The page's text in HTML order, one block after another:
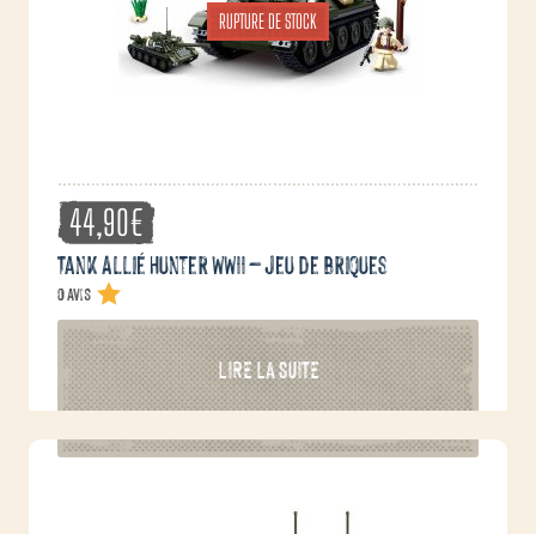
RUPTURE DE STOCK
44,90€
Tank Allié Hunter WWII – jeu de briques
0 avis
LIRE LA SUITE